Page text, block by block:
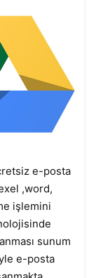
e-posta
,word,
işlemini
sunum
e-posta